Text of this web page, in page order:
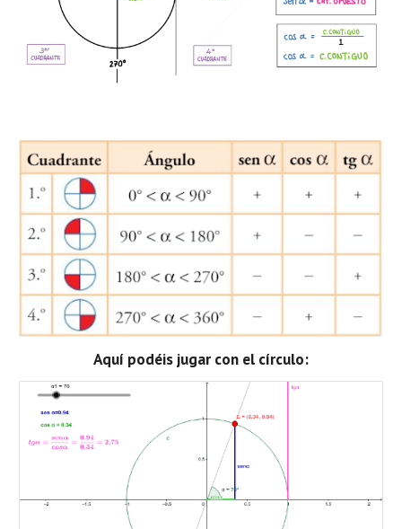
Aquí podéis jugar con el círculo: